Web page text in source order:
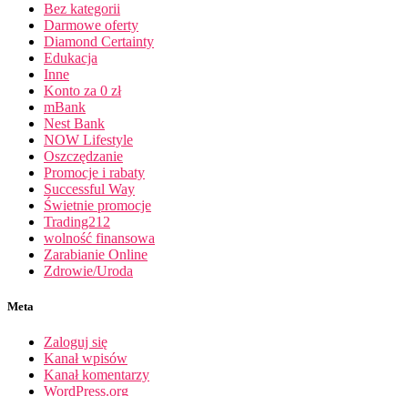
Bez kategorii
Darmowe oferty
Diamond Certainty
Edukacja
Inne
Konto za 0 zł
mBank
Nest Bank
NOW Lifestyle
Oszczędzanie
Promocje i rabaty
Successful Way
Świetnie promocje
Trading212
wolność finansowa
Zarabianie Online
Zdrowie/Uroda
Meta
Zaloguj się
Kanał wpisów
Kanał komentarzy
WordPress.org